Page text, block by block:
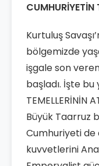
CUMHURİYETİN
Kurtuluş
bölgemizde
işgale son veren
başladı. İşte bu
TEMELLERİNİN
Büyük Taarruz
Cumhuriyeti de
kuvvetlerini